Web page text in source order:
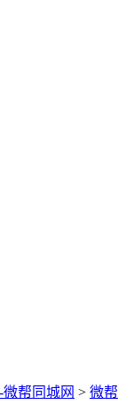
帮同城网 > 微帮